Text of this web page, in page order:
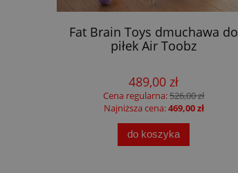
Fat Brain Toys dmuchawa do
piłek Air Toobz
489,00 zł
Cena regularna:526,00 zł
Najniższa cena:469,00 zł
do koszyka